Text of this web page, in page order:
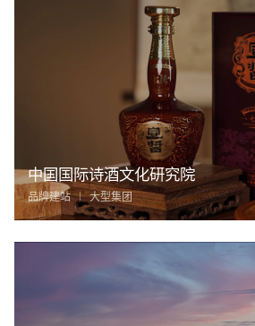
中国国际诗酒文化研究院
品牌建站 大型集团